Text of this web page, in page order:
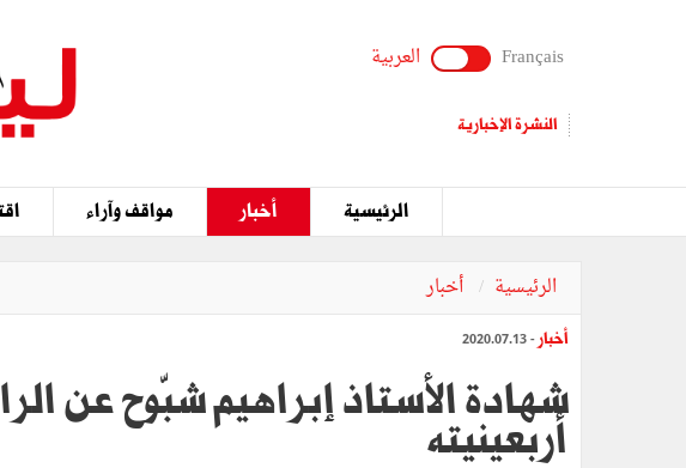
Français العربية
النشرة الإخبارية
الرئيسية أخبار مواقف وآراء
الرئيسية أخبار
أخبار - 2020.07.13
شهادة الأستاذ إبراهيم شبّوح عن
أربعينيته